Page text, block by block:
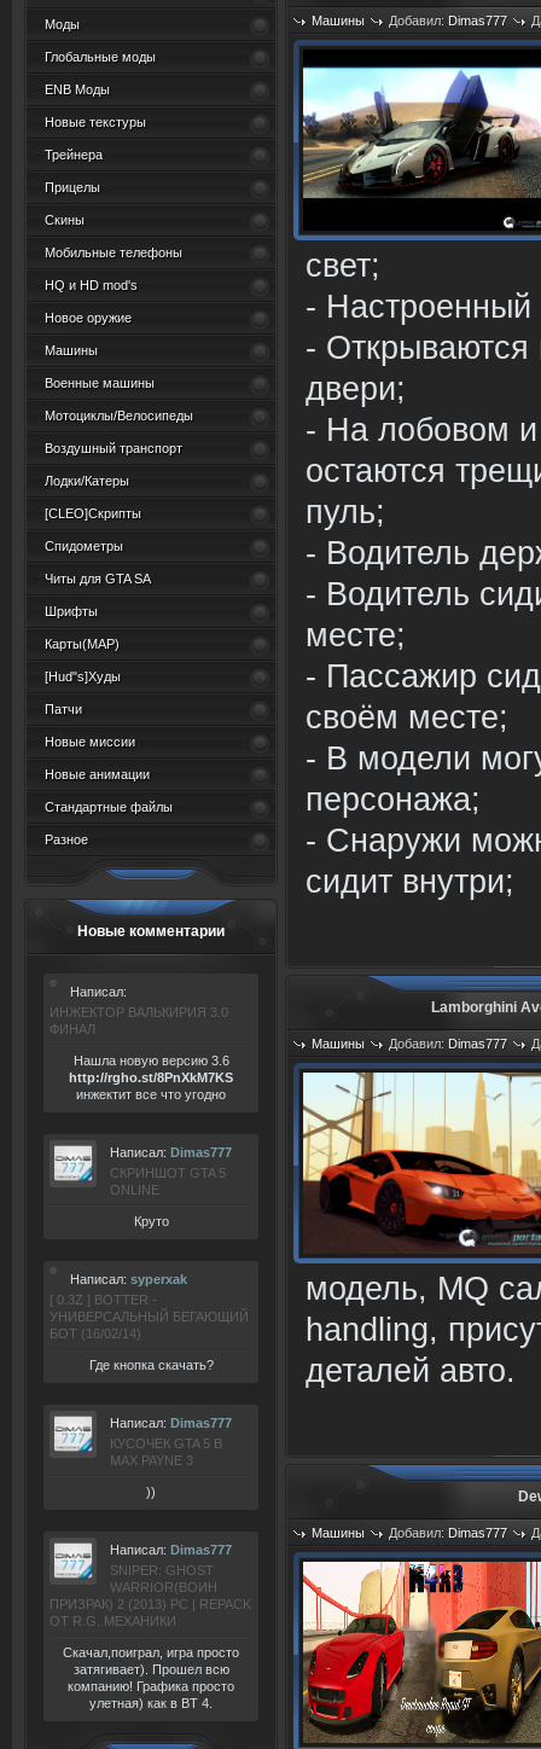
Моды
Глобальные моды
ENB Моды
Новые текстуры
Трейнера
Прицелы
Скины
Мобильные телефоны
HQ и HD mod's
Новое оружие
Машины
Военные машины
Мотоциклы/Велосипеды
Воздушный транспорт
Лодки/Катеры
[CLEO]Скрипты
Спидометры
Читы для GTA SA
Шрифты
Карты(MAP)
[Hud"s]Худы
Патчи
Новые миссии
Новые анимации
Стандартные файлы
Разное
Новые комментарии
Написал:
ИНЖЕКТОР ВАЛЬКИРИЯ 3.0
ФИНАЛ
Нашла новую версию 3.6
http://rgho.st/8PnXkM7KS
инжектит все что угодно
Написал: Dimas777
СКРИНШОТ GTA 5
ONLINE
Круто
Написал: syperxak
[ 0.3Z ] BOTTER -
УНИВЕРСАЛЬНЫЙ БЕГАЮЩИЙ
БОТ (16/02/14)
Где кнопка скачать?
Написал: Dimas777
КУСОЧЕК GTA 5 В
MAX PAYNE 3
))
Написал: Dimas777
SNIPER: GHOST
WARRIOR(ВОИН
ПРИЗРАК) 2 (2013) РС | REPACK
ОТ R.G. МЕХАНИКИ
Скачал,поиграл, игра просто
затягивает). Прошел всю
компанию! Графика просто
улетная) как в BT 4.
Машины Добавил: Dimas777
Просмотров: 911
свет;
- Настроенный
- Открываются
двери;
- На лобовом и
остаются
пуль;
- Водитель
- Водитель
месте;
- Пассажир
своём месте;
- В модели
персонажа;
- Снаружи
сидит внутри;
Lamborghini
Машины Добавил: Dimas777
Просмотров: 800
модель, MQ
handling,
деталей авто.
Машины Добавил: Dimas777
Просмотров: 782